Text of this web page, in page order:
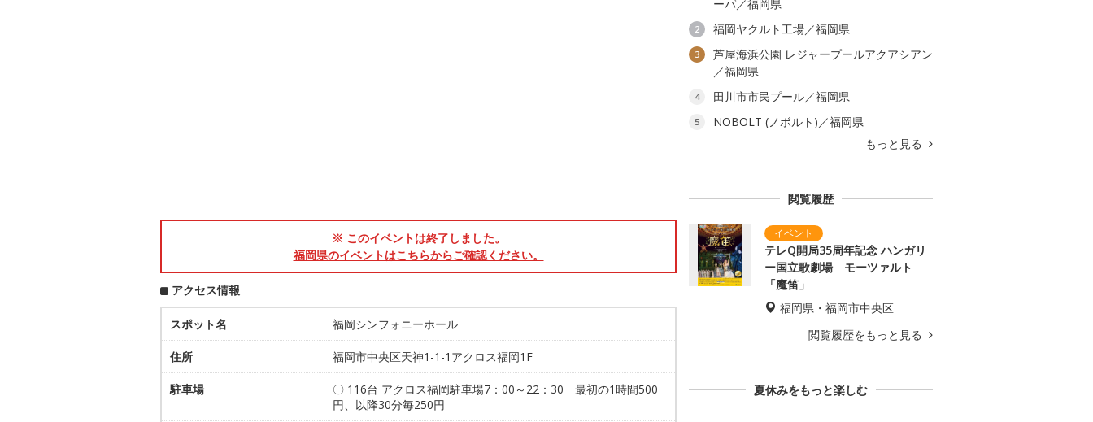
※ このイベントは終了しました。
福岡県のイベントはこちらからご確認ください。
アクセス情報
スポット名 福岡シンフォニーホール
住所 福岡市中央区天神1-1-1アクロス福岡1F
駐車場
〇 116台 アクロス福岡駐車場7：00～22：30 最初の1時間500
円、以降30分毎250円
ーパ／福岡県
2 福岡ヤクルト工場／福岡県
3
芦屋海浜公園 レジャープールアクアシアン
／福岡県
4 田川市市民プール／福岡県
5
NOBOLT (ノボルト)／福岡県
もっと見る
閲覧履歴
テレQ開局35周年記念 ハンガリ
ー国立歌劇場 モーツァルト
「魔笛」
福岡県・福岡市中央区
閲覧履歴をもっと見る
夏休みをもっと楽しむ